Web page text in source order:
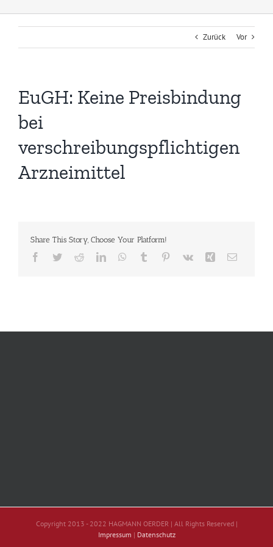
Zurück Vor
EuGH: Keine Preisbindung
bei
verschreibungspflichtigen
Arzneimittel
Share This Story, Choose Your Platform!
Facebook
TwitterRedditLinkedInWhatsApp
Tumblr Pinterest
Vk Xing E-
Copyright 2013 - 2022 HAGMANN OERDER | All Rights Reserved |
Impressum | Datenschutz